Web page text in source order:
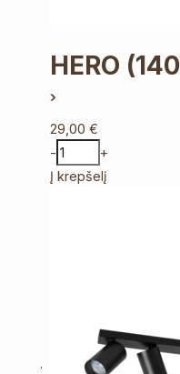
HERO
29,00€
-
+
Į krepšelį